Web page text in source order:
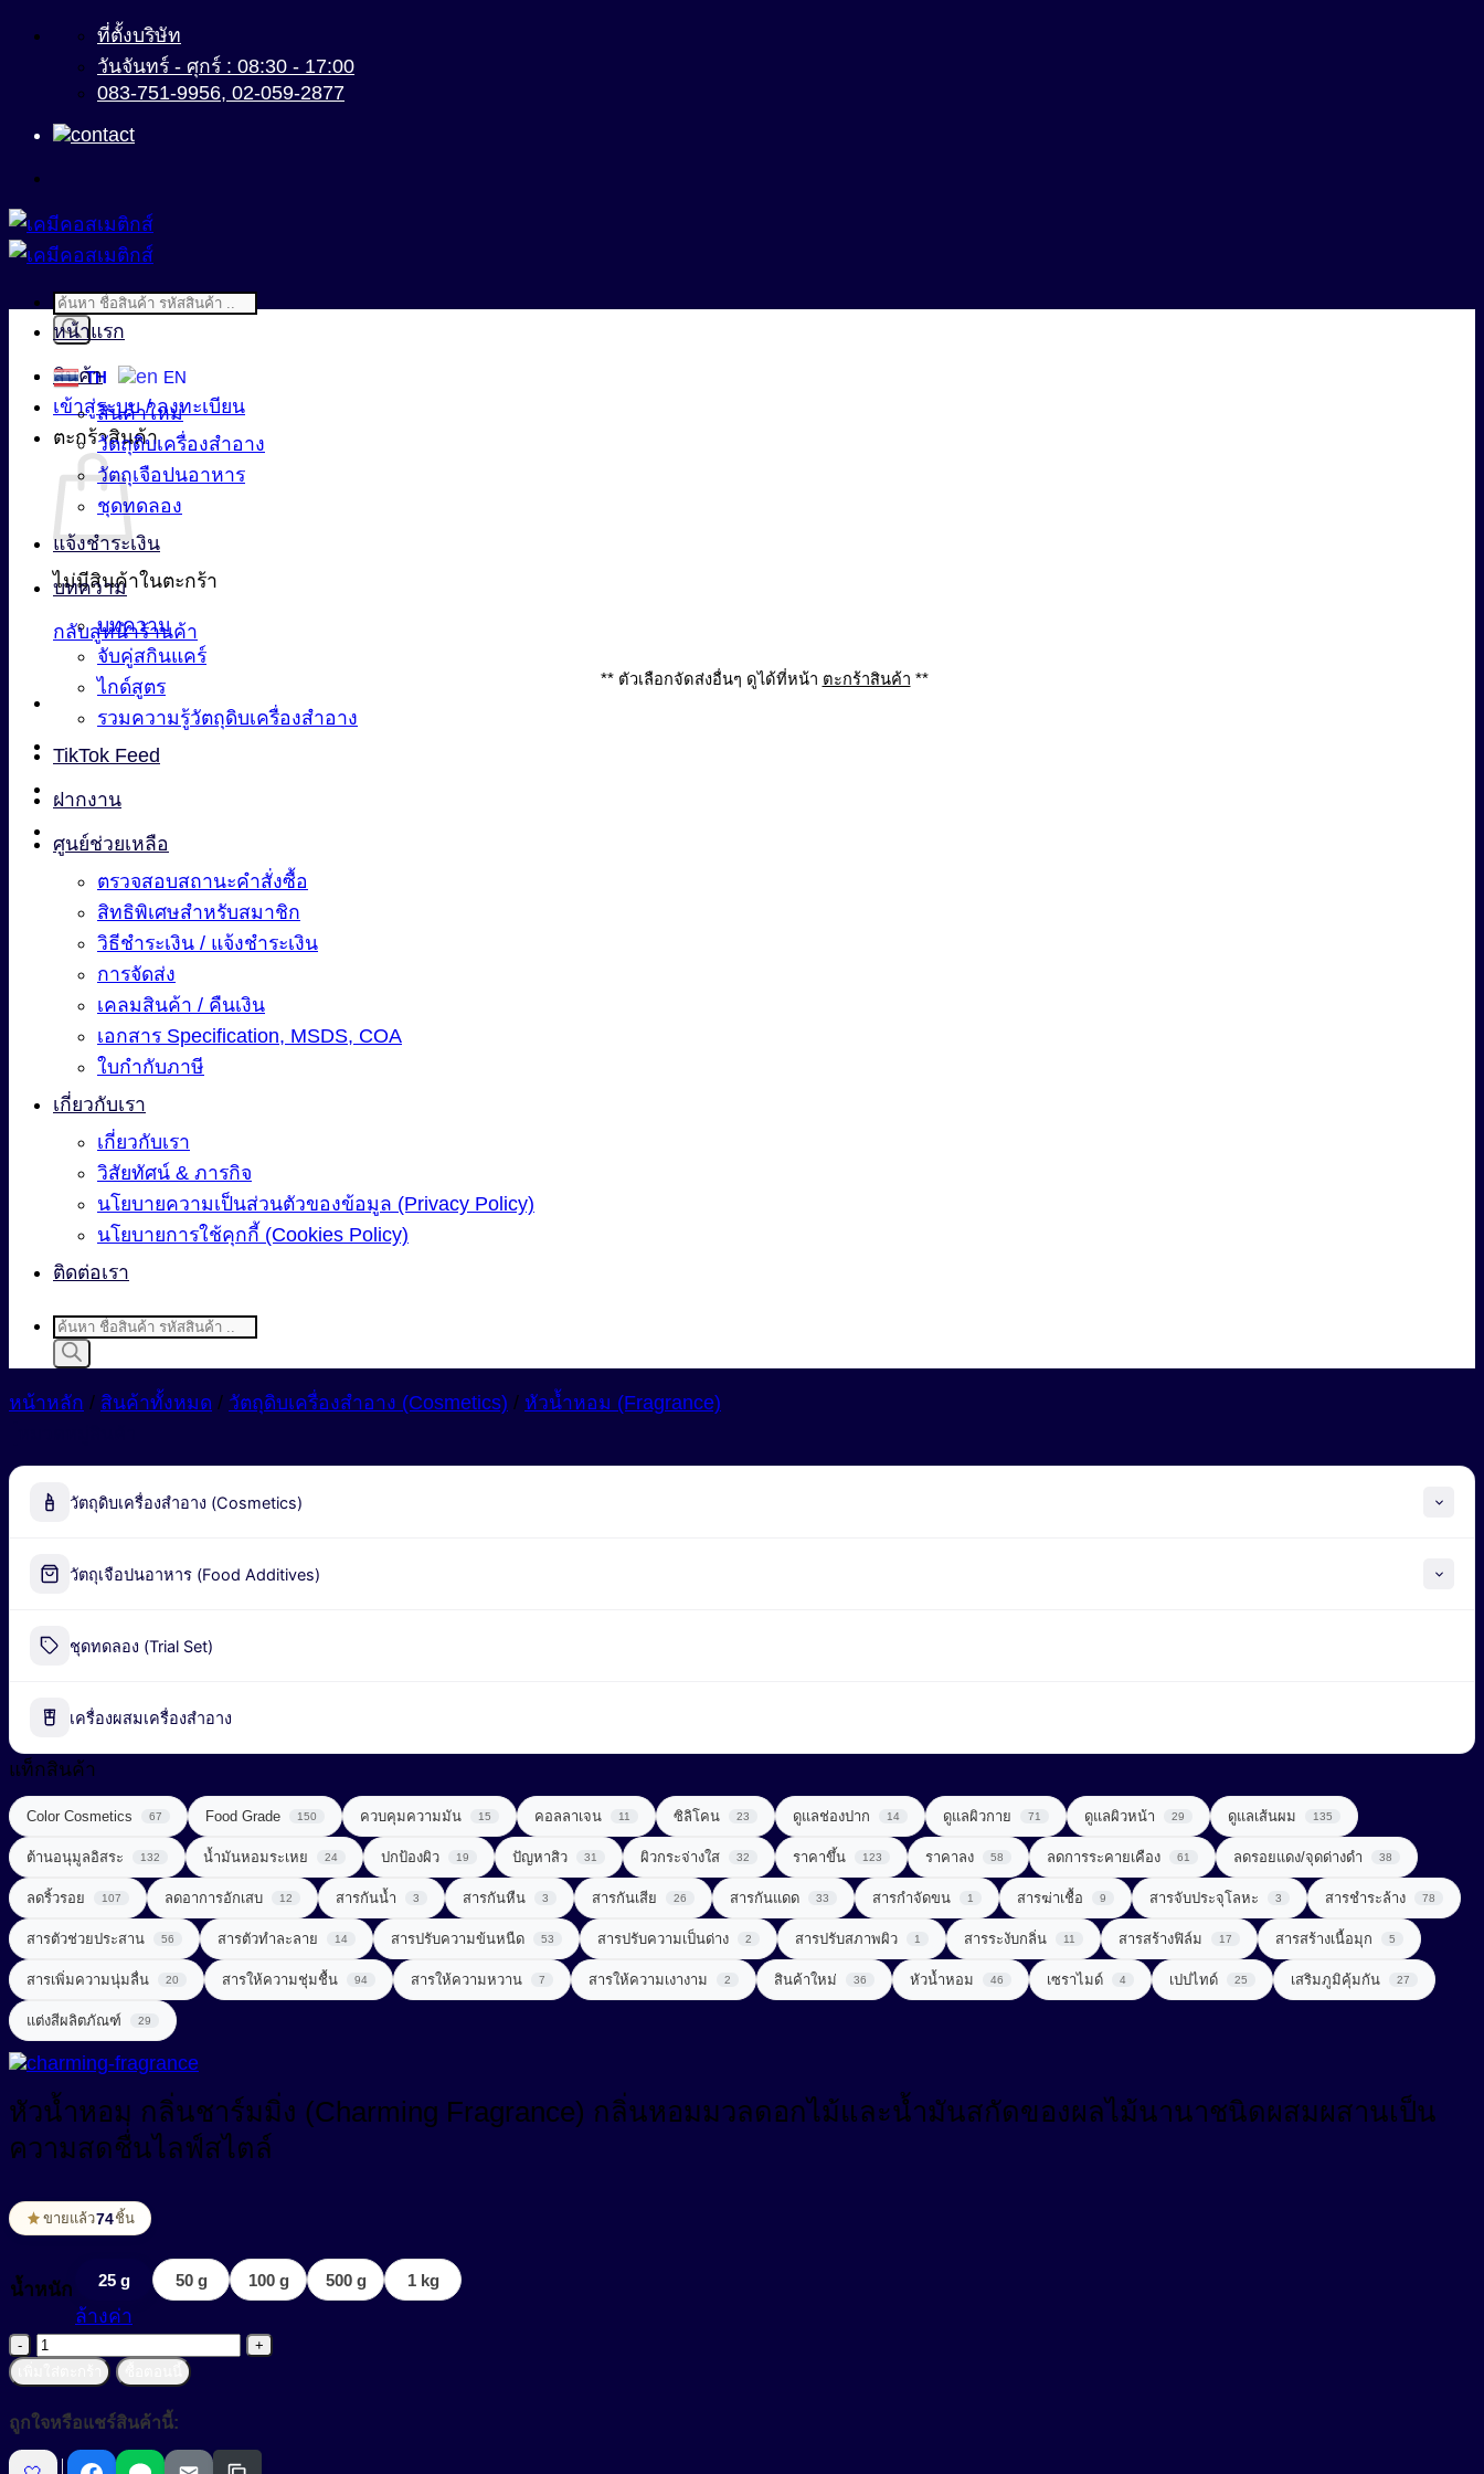
ข้าม
เนื้อหา
ที่ตั้งบริษัท
วันจันทร์ - ศุกร์ : 08:30 - 17:00
083-751-9956, 02-059-2877
Products
search
TH EN
เข้าสู่ระบบ / ลงทะเบียน
ตะกร้าสินค้า
ไม่มีสินค้าในตะกร้า
กลับสู่หน้าร้านค้า
** ตัวเลือกจัดส่งอื่นๆ ดูได้ที่หน้า ตะกร้าสินค้า **
หน้าแรก
สินค้า
สินค้าใหม่
วัตถุดิบเครื่องสำอาง
วัตถุเจือปนอาหาร
ชุดทดลอง
แจ้งชำระเงิน
บทความ
บทความ
จับคู่สกินแคร์
ไกด์สูตร
รวมความรู้วัตถุดิบเครื่องสำอาง
TikTok Feed
ฝากงาน
ศูนย์ช่วยเหลือ
ตรวจสอบสถานะคำสั่งซื้อ
สิทธิพิเศษสำหรับสมาชิก
วิธีชำระเงิน / แจ้งชำระเงิน
การจัดส่ง
เคลมสินค้า / คืนเงิน
เอกสาร Specification, MSDS, COA
ใบกำกับภาษี
เกี่ยวกับเรา
เกี่ยวกับเรา
วิสัยทัศน์ & ภารกิจ
นโยบายความเป็นส่วนตัวของข้อมูล (Privacy Policy)
นโยบายการใช้คุกกี้ (Cookies Policy)
ติดต่อเรา
Products
search
หน้าหลัก / สินค้าทั้งหมด / วัตถุดิบเครื่องสำอาง (Cosmetics) / หัวน้ำหอม (Fragrance)
วัตถุดิบเครื่องสำอาง (Cosmetics)
Alpha-Arbutin
น้ำมันธรรมชาติ (Natural Oil)
สารกันเสีย (Preservative)
สารกันแดด (Sunscreen)
Chemical Sunscreen
Physical Sunscreen
Sunscreening Agents
UV Light Stabilizer
UVA + UVB Filter
สารกำจัดขน (Depilatory Agent)
สารขัดถู (Abrasive Agent)
สารฆ่าเชื้อ (Disinfectant)
สารจัดแต่งทรงผม (Styling Agent)
สารจับประจุโลหะ (Chelating Agent)
สารช่วยผลัดเซลล์ผิว (Exfoliating Agent)
สารช่วยเพิ่มความคงตัว (Consistency Factors)
สารช่วยให้ผิวกระชับ (Firming Agent)
สารช่วยให้ผิวผ่อนคลาย (Soothing Agent)
สารทำความสะอาด (Surfactant)
Amino Acid Surfactant
สารปรับ pH (pH adjust)
วัตถุเจือปนอาหาร (Food Additives)
กรดอะมิโน (Amino acids)
ผลิตภัณฑ์เสริมอาหาร (Food Supplements)
ลดการอักเสบ (Anti Inflammatory)
วิตามินซีจากธรรมชาติ (Natural Vitamin C)
วิตามินและแร่ธาตุ (Vitamins & Minerals)
สารควบคุมความเป็นกรด-ด่าง (Buffering Agent)
สารต้านอนุมูลอิสระ (Anti-oxidant)
สารทำให้เกิดเจล (Gelling Agent)
สารที่ช่วยในการลดน้ำหนัก (Weight Loss Aid)
สารปรุงแต่งรส (Flavor Enhancer)
สารสกัดจากสมุนไพร (Herbal extract)
สารออกฤทธิ์ (Active)
สารเสริมโปรตีน (Protein Enhancer)
สารแต่งสี (Coloring)
สารให้ความหวาน (Sweetener)
เพิ่มสารอาหาร (Nutrient added)
ชุดทดลอง (Trial Set)
เครื่องผสมเครื่องสำอาง
แท็กสินค้า
Color Cosmetics 67 Food Grade 150 ควบคุมความมัน 15 คอลลาเจน 11 ซิลิโคน 23 ดูแลช่องปาก 14 ดูแลผิวกาย 71 ดูแลผิวหน้า 29 ดูแลเส้นผม 135
ต้านอนุมูลอิสระ 132 น้ำมันหอมระเหย 24 ปกป้องผิว 19 ปัญหาสิว 31 ผิวกระจ่างใส 32 ราคาขึ้น 123 ราคาลง 58 ลดการระคายเคือง 61 ลดรอยแดง/จุดด่างดำ 38
ลดริ้วรอย 107 ลดอาการอักเสบ 12 สารกันน้ำ 3 สารกันหืน 3 สารกันเสีย 26 สารกันแดด 33 สารกำจัดขน 1 สารฆ่าเชื้อ 9 สารจับประจุโลหะ 3 สารชำระล้าง 78
สารตัวช่วยประสาน 56 สารตัวทำละลาย 14 สารปรับความข้นหนืด 53 สารปรับความเป็นด่าง 2 สารปรับสภาพผิว 1 สารระงับกลิ่น 11 สารสร้างฟิล์ม 17 สารสร้างเนื้อมุก 5
สารเพิ่มความนุ่มลื่น 20 สารให้ความชุ่มชื้น 94 สารให้ความหวาน 7 สารให้ความเงางาม 2 สินค้าใหม่ 36 หัวน้ำหอม 46 เซราไมด์ 4 เปปไทด์ 25 เสริมภูมิคุ้มกัน 27
แต่งสีผลิตภัณฑ์ 29
หัวน้ำหอม กลิ่นชาร์มมิ่ง (Charming Fragrance) กลิ่นหอมมวลดอกไม้และน้ำมันสกัดของผลไม้นานาชนิดผสมผสานเป็น
ความสดชื่่นไลฟ์สไตล์
ขายแล้ว74ชิ้น
น้ำหนัก 25 g 50 g 100 g 500 g 1 kg
ล้างค่า
จำนวน
หอม
ถูกใจหรือแชร์สินค้านี้: